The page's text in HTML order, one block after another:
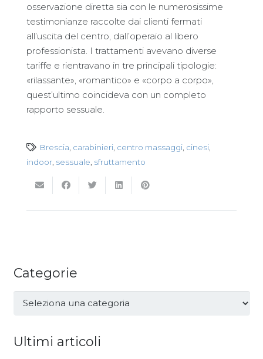
osservazione diretta sia con le numerosissime
testimonianze raccolte dai clienti fermati
all’uscita del centro, dall’operaio al libero
professionista. I trattamenti avevano diverse
tariffe e rientravano in tre principali tipologie:
«rilassante», «romantico» e «corpo a corpo»,
quest’ultimo coincideva con un completo
rapporto sessuale.
Brescia carabinieri centro massaggi cinesi
indoor sessuale sfruttamento
Categorie
Categorie
Ultimi articoli